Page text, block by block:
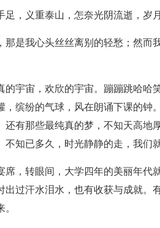
足，义重泰山，怎奈光阴流逝，岁月
那是我心头丝丝离别的轻愁；然而
的宇宙，欢欣的宇宙。蹦蹦跳哈哈
，缤纷的气球，风在朗诵下课的钟
还有那些最纯真的梦，不知天高地
不知已多久，时光静静的走，我们
席，转眼间，大学四年的美丽年代
出过汗水泪水，也有收获与成就。